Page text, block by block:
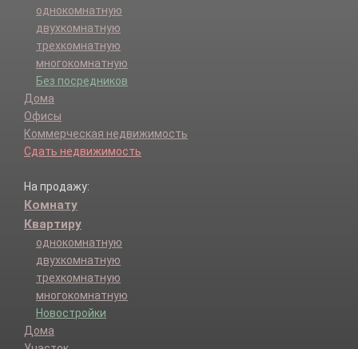
однокомнатную
двухкомнатную
трехкомнатную
многокомнатную
Без посредников
Дома
Офисы
Коммерческая недвижимость
Сдать недвижимость
На продажу:
Комнату
Квартиру
однокомнатную
двухкомнатную
трехкомнатную
многокомнатную
Новостройки
Дома